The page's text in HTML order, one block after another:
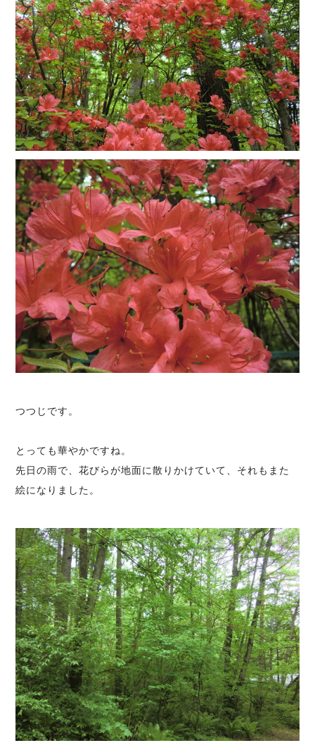
つつじです。
とっても華やかですね。
先日の雨で、花びらが地面に散りかけていて、それもまた
絵になりました。